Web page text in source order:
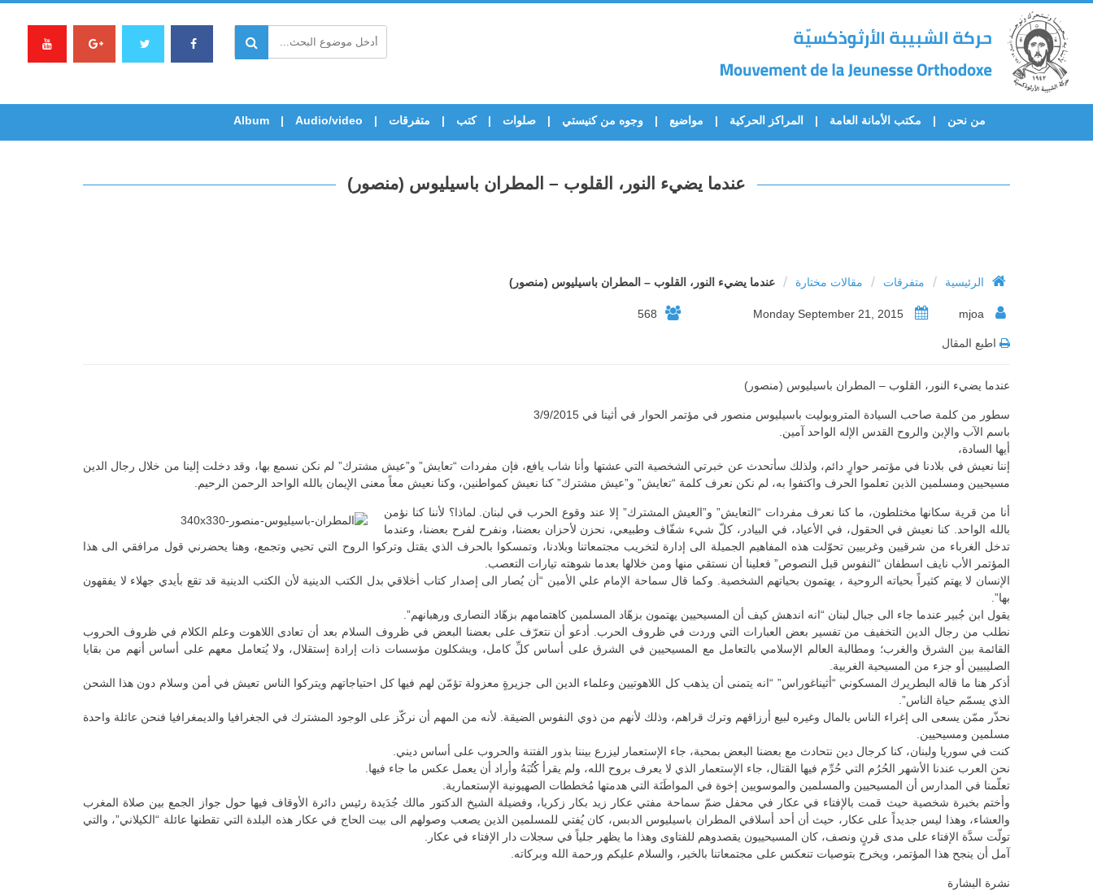
من نحن مكتب الأمانة العامة المراكز الحركية مواضيع وجوه من كنيستي صلوات كتب متفرقات Audio/video
Album
عندما يضيء النور، القلوب – المطران باسيليوس (منصور)
الرئيسية / متفرقات / مقالات مختارة / عندما يضيء النور، القلوب – المطران باسيليوس (منصور)
568
اطبع المقال
عندما يضيء النور، القلوب – المطران باسيليوس (منصور)
سطور من كلمة صاحب السيادة المتروبوليت باسيليوس منصور في مؤتمر الحوار في أثينا في 3/9/2015
باسم الآب والإبن والروح القدس الإله الواحد آمين.
أيها السادة،
إننا نعيش في بلادنا في مؤتمر حوارٍ دائم، ولذلك سأتحدث عن خبرتي الشخصية التي عشتها وأنا شاب يافع، فإن مفردات “تعايش” و”عيش مشترك” لم نكن نسمع بها، وقد دخلت إلينا من خلال رجال الدين
مسيحيين ومسلمين الذين تعلموا الحرف واكتفوا به، لم نكن نعرف كلمة “تعايش” و”عيش مشترك” كنا نعيش كمواطنين، وكنا نعيش معاً معنى الإيمان بالله الواحد الرحمن الرحيم.
أنا من قرية سكانها مختلطون، ما كنا نعرف مفردات “التعايش” و”العيش المشترك” إلا عند وقوع الحرب في لبنان. لماذا؟ لأننا كنا نؤمن
بالله الواحد. كنا نعيش في الحقول، في الأعياد، في البيادر، كلّ شيء شفّاف وطبيعي، نحزن لأحزان بعضنا، ونفرح لفرح بعضنا، وعندما
تدخل الغرباء من شرقيين وغربيين تحوّلت هذه المفاهيم الجميلة الى إدارة لتخريب مجتمعاتنا وبلادنا، وتمسكوا بالحرف الذي يقتل وتركوا الروح التي تحيي وتجمع، وهنا يحضرني قول مرافقي الى هذا
المؤتمر الأب نايف اسطفان “النفوس قبل النصوص” فعلينا أن نستقي منها ومن خلالها بعدما شوهته تيارات التعصب.
الإنسان لا يهتم كثيراً بحياته الروحية ، يهتمون بحياتهم الشخصية. وكما قال سماحة الإمام علي الأمين “أن يُصار الى إصدار كتاب أخلاقي بدل الكتب الدينية لأن الكتب الدينية قد تقع بأيدي جهلاء لا يفقهون
بها”.
يقول ابن جُبير عندما جاء الى جبال لبنان “انه اندهش كيف أن المسيحيين يهتمون بزهّاد المسلمين كاهتمامهم بزهّاد النصارى ورهبانهم”.
نطلب من رجال الدين التخفيف من تفسير بعض العبارات التي وردت في ظروف الحرب. أدعو أن نتعرّف على بعضنا البعض في ظروف السلام بعد أن تعادى اللاهوت وعلم الكلام في ظروف الحروب
القائمة بين الشرق والغرب؛ ومطالبة العالم الإسلامي بالتعامل مع المسيحيين في الشرق على أساس كلِّ كامل، ويشكلون مؤسسات ذات إرادة إستقلال، ولا يُتعامل معهم على أساس أنهم من بقايا
الصليبيين أو جزء من المسيحية الغربية.
أذكر هنا ما قاله البطريرك المسكوني “أثيناغوراس” “انه يتمنى أن يذهب كل اللاهوتيين وعلماء الدين الى جزيرةٍ معزولة تؤمّن لهم فيها كل احتياجاتهم ويتركوا الناس تعيش في أمن وسلام دون هذا الشحن
الذي يسمّم حياة الناس”.
نحذّر ممّن يسعى الى إغراء الناس بالمال وغيره لبيع أرزاقهم وترك قراهم، وذلك لأنهم من ذوي النفوس الضيقة. لأنه من المهم أن نركّز على الوجود المشترك في الجغرافيا والديمغرافيا فنحن عائلة واحدة
مسلمين ومسيحيين.
كنت في سوريا ولبنان، كنا كرجال دين نتحادث مع بعضنا البعض بمحبة، جاء الإستعمار ليزرع بيننا بذور الفتنة والحروب على أساس ديني.
نحن العرب عندنا الأشهر الحُرُم التي حُرِّم فيها القتال، جاء الإستعمار الذي لا يعرف بروح الله، ولم يقرأ كُتُبَهُ وأراد أن يعمل عكس ما جاء فيها.
تعلّمنا في المدارس أن المسيحيين والمسلمين والموسويين إخوة في المواطَنَة التي هدمتها مُخططات الصهيونية الإستعمارية.
وأختم بخبرة شخصية حيث قمت بالإفتاء في عكار في محفل ضمّ سماحة مفتي عكار زيد بكار زكريا، وفضيلة الشيخ الدكتور مالك جُدَيدة رئيس دائرة الأوقاف فيها حول جواز الجمع بين صلاة المغرب
والعشاء، وهذا ليس جديداً على عكار، حيث أن أحد أسلافي المطران باسيليوس الدبس، كان يُفتي للمسلمين الذين يصعب وصولهم الى بيت الحاج في عكار هذه البلدة التي تقطنها عائلة “الكيلاني”، والتي
تولّت سدَّة الإفتاء على مدى قرنٍ ونصف، كان المسيحييون يقصدوهم للفتاوى وهذا ما يظهر جلياً في سجلات دار الإفتاء في عكار.
آمل أن ينجح هذا المؤتمر، ويخرج بتوصيات تنعكس على مجتمعاتنا بالخير، والسلام عليكم ورحمة الله وبركاته.
نشرة البشارة